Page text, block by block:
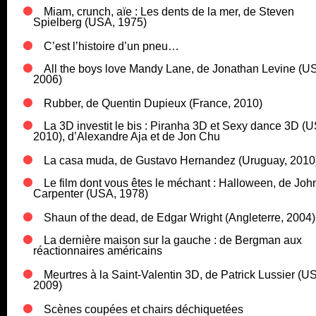
Miam, crunch, aïe : Les dents de la mer, de Steven
Spielberg (USA, 1975)
C’est l’histoire d’un pneu…
All the boys love Mandy Lane, de Jonathan Levine
2006)
Rubber, de Quentin Dupieux (France, 2010)
La 3D investit le bis : Piranha 3D et Sexy dance 3D
2010), d’Alexandre Aja et de Jon Chu
La casa muda, de Gustavo Hernandez (Uruguay,
Le film dont vous êtes le méchant : Halloween, de
Carpenter (USA, 1978)
Shaun of the dead, de Edgar Wright (Angleterre, 2004)
La dernière maison sur la gauche : de Bergman aux
réactionnaires américains
Meurtres à la Saint-Valentin 3D, de Patrick Lussier
2009)
Scènes coupées et chairs déchiquetées